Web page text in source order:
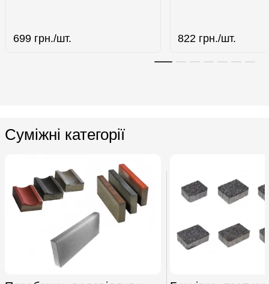
699 грн./шт. 822 грн./шт.
Суміжні категорії